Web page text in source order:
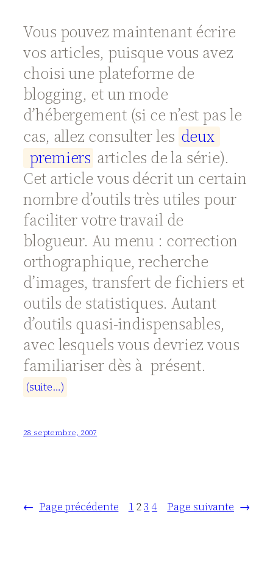
Vous pouvez maintenant écrire
vos articles, puisque vous avez
choisi une plateforme de
blogging, et un mode
d’hébergement (si ce n’est pas le
cas, allez consulter les deux
premiers articles de la série).
Cet article vous décrit un certain
nombre d’outils très utiles pour
faciliter votre travail de
blogueur. Au menu : correction
orthographique, recherche
d’images, transfert de fichiers et
outils de statistiques. Autant
d’outils quasi-indispensables,
avec lesquels vous devriez vous
familiariser dès à présent.
(suite…)
28 septembre, 2007
← Page précédente 1 23 4 Page suivante →